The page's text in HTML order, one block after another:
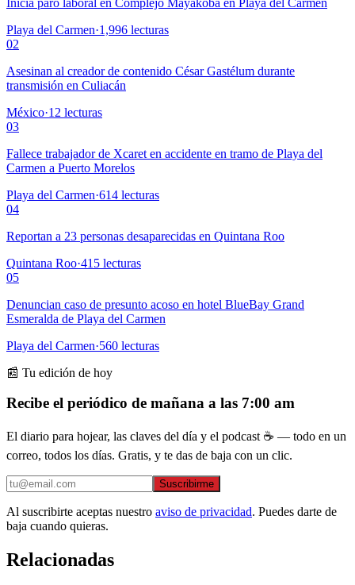
Playa del Carmen·1,996 lecturas
02
Asesinan al creador de contenido César Gastélum durante
transmisión en Culiacán
México·12 lecturas
03
Fallece trabajador de Xcaret en accidente en tramo de Playa del
Carmen a Puerto Morelos
Playa del Carmen·614 lecturas
04
Reportan a 23 personas desaparecidas en Quintana Roo
Quintana Roo·415 lecturas
05
Denuncian caso de presunto acoso en hotel BlueBay Grand
Esmeralda de Playa del Carmen
Playa del Carmen·560 lecturas
📰 Tu edición de hoy
Recibe el periódico de mañana a las 7:00 am
El diario para hojear, las claves del día y el podcast ☕ — todo en un
correo, todos los días. Gratis, y te das de baja con un clic.
Suscribirme
Al suscribirte aceptas nuestro aviso de privacidad. Puedes darte de
baja cuando quieras.
Relacionadas